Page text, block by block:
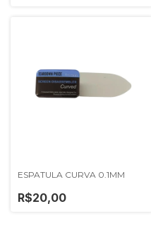
ESPATULA CURVA 0.1MM
R$20,00